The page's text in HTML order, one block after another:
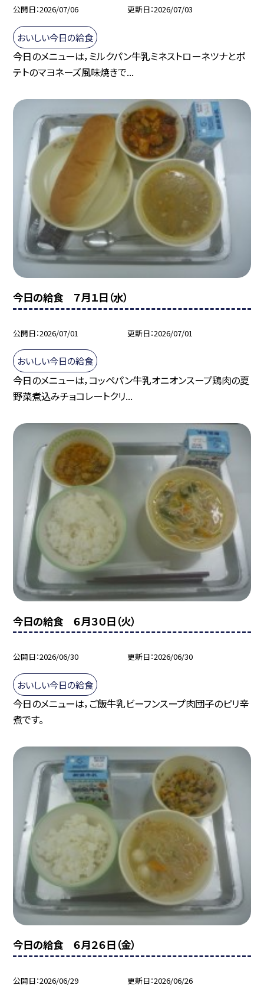
公開日 2026/07/06 更新日 2026/07/03
おいしい今日の給食
今日のメニューは，ミルクパン牛乳ミネストローネツナとポ
テトのマヨネーズ風味焼きで...
今日の給食 ７月１日（水）
公開日 2026/07/01 更新日 2026/07/01
おいしい今日の給食
今日のメニューは，コッペパン牛乳オニオンスープ鶏肉の夏
野菜煮込みチョコレートクリ...
今日の給食 ６月３０日（火）
公開日 2026/06/30 更新日 2026/06/30
おいしい今日の給食
今日のメニューは，ご飯牛乳ビーフンスープ肉団子のピリ辛
煮です。
今日の給食 ６月２６日（金）
公開日 2026/06/29 更新日 2026/06/26